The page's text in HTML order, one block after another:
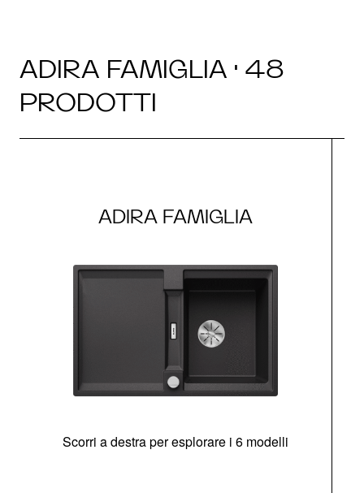
ADIRA FAMIGLIA · 48
PRODOTTI
ADIRA FAMIGLIA
Scorri a destra per esplorare i 6 modelli